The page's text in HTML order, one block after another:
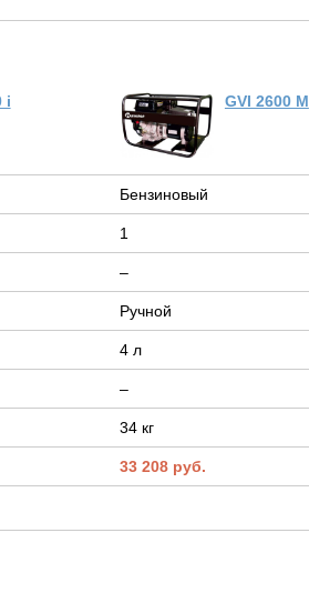
i GVI 2600 M
Бензиновый
1
–
Ручной
4 л
–
34 кг
33 208 руб.